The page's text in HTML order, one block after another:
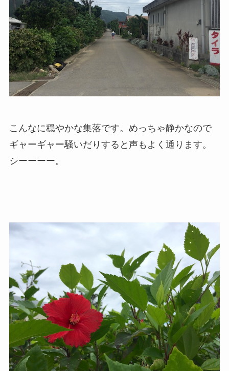
こんなに穏やかな集落です。めっちゃ静かなので
ギャーギャー騒いだりすると声もよく通ります。
シーーーー。